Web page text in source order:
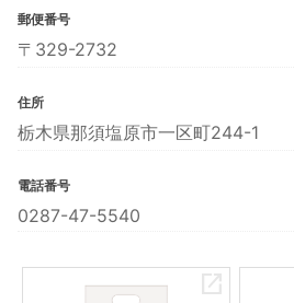
郵便番号
〒329-2732
住所
栃木県那須塩原市一区町244-1
電話番号
0287-47-5540